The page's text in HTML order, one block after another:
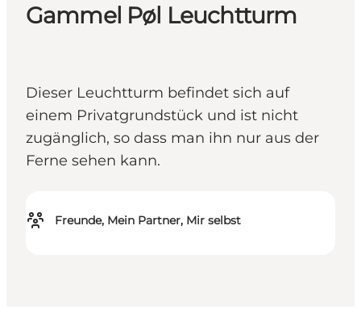
Gammel Pøl Leuchtturm
Dieser Leuchtturm befindet sich auf
einem Privatgrundstück und ist nicht
zugänglich, so dass man ihn nur aus der
Ferne sehen kann.
Freunde, Mein Partner, Mir selbst